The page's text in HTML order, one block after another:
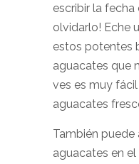
escribir la fecha
olvidarlo! Eche
estos potentes
aguacates que
ves es muy
aguacates
También puede
aguacates en